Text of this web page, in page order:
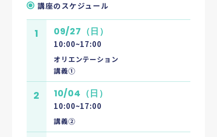
講座のスケジュール
1 09/27（日）
10:00~17:00
オリエンテーション
講義①
2 10/04（日）
10:00~17:00
講義②